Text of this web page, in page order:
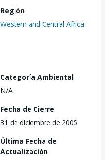
Región
Western and Central Africa
Categoría Ambiental
N/A
Fecha de Cierre
31 de diciembre de 2005
Última Fecha de
Actualización